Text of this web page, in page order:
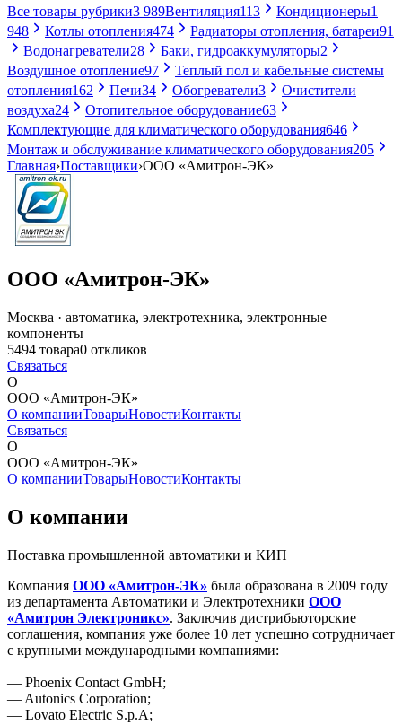
Все товары рубрики3 989Вентиляция113 Кондиционеры1
948
Котлы отопления474 Радиаторы отопления, батареи91
Водонагреватели28 Баки, гидроаккумуляторы2
Воздушное отопление97
Теплый пол и кабельные системы
отопления162 Печи34 Обогреватели3
Очистители
воздуха24 Отопительное оборудование63
Комплектующие для климатического оборудования646
Монтаж и обслуживание климатического оборудования205
Главная›Поставщики›ООО «Амитрон-ЭК»
ООО «Амитрон-ЭК»
Москва · автоматика, электротехника, электронные
компоненты
5494 товара0 откликов
Связаться
О
ООО «Амитрон-ЭК»
О компанииТоварыНовостиКонтакты
Связаться
О
ООО «Амитрон-ЭК»
О компанииТоварыНовостиКонтакты
О компании
Поставка промышленной автоматики и КИП
Компания ООО «Амитрон-ЭК» была образована в 2009 году
из департамента Автоматики и Электротехники ООО
«Амитрон Электроникс». Заключив дистрибьюторские
соглашения, компания уже более 10 лет успешно сотрудничает
с крупными международными компаниями:
— Phoenix Contact GmbH;
— Autonics Corporation;
— Lovato Electric S.p.A;